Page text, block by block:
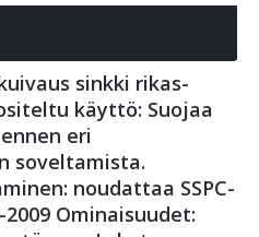
sinkki rikas-
käyttö: Suojaa
eri
soveltamista.
noudattaa SSPC-
Ominaisuudet: